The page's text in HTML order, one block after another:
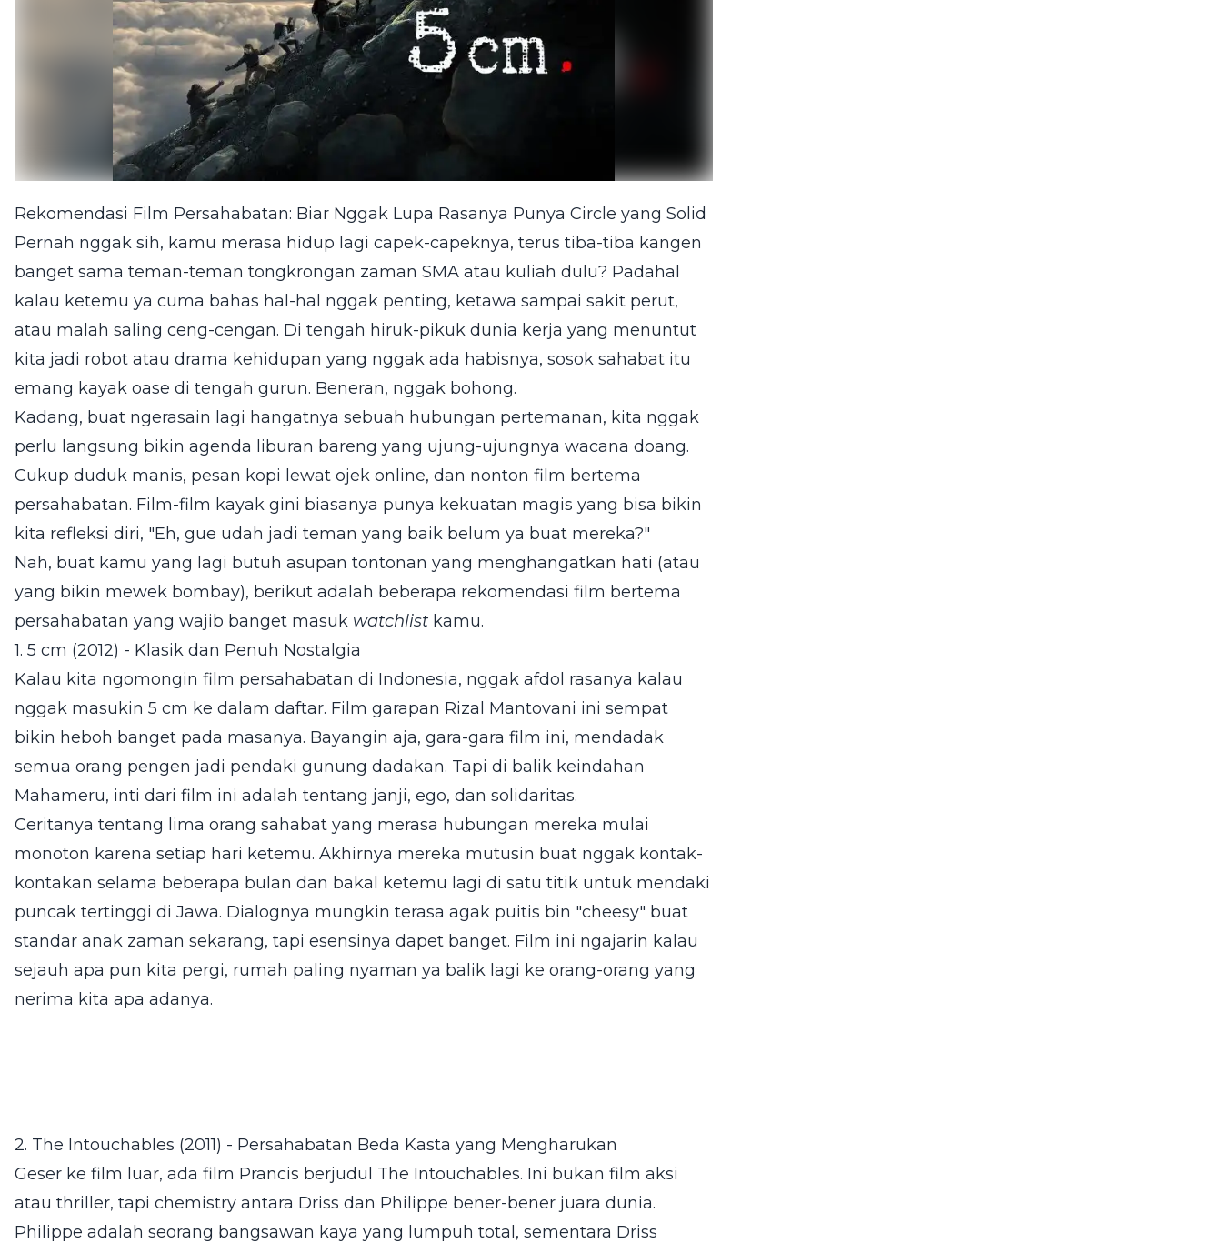
Rekomendasi Film Persahabatan: Biar Nggak Lupa Rasanya Punya Circle yang Solid
Pernah nggak sih, kamu merasa hidup lagi capek-capeknya, terus tiba-tiba kangen
banget sama teman-teman tongkrongan zaman SMA atau kuliah dulu? Padahal
kalau ketemu ya cuma bahas hal-hal nggak penting, ketawa sampai sakit perut,
atau malah saling ceng-cengan. Di tengah hiruk-pikuk dunia kerja yang menuntut
kita jadi robot atau drama kehidupan yang nggak ada habisnya, sosok sahabat itu
emang kayak oase di tengah gurun. Beneran, nggak bohong.
Kadang, buat ngerasain lagi hangatnya sebuah hubungan pertemanan, kita nggak
perlu langsung bikin agenda liburan bareng yang ujung-ujungnya wacana doang.
Cukup duduk manis, pesan kopi lewat ojek online, dan nonton film bertema
persahabatan. Film-film kayak gini biasanya punya kekuatan magis yang bisa bikin
kita refleksi diri, "Eh, gue udah jadi teman yang baik belum ya buat mereka?"
Nah, buat kamu yang lagi butuh asupan tontonan yang menghangatkan hati (atau
yang bikin mewek bombay), berikut adalah beberapa rekomendasi film bertema
persahabatan yang wajib banget masuk watchlist kamu.
1. 5 cm (2012) - Klasik dan Penuh Nostalgia
Kalau kita ngomongin film persahabatan di Indonesia, nggak afdol rasanya kalau
nggak masukin 5 cm ke dalam daftar. Film garapan Rizal Mantovani ini sempat
bikin heboh banget pada masanya. Bayangin aja, gara-gara film ini, mendadak
semua orang pengen jadi pendaki gunung dadakan. Tapi di balik keindahan
Mahameru, inti dari film ini adalah tentang janji, ego, dan solidaritas.
Ceritanya tentang lima orang sahabat yang merasa hubungan mereka mulai
monoton karena setiap hari ketemu. Akhirnya mereka mutusin buat nggak kontak-
kontakan selama beberapa bulan dan bakal ketemu lagi di satu titik untuk mendaki
puncak tertinggi di Jawa. Dialognya mungkin terasa agak puitis bin "cheesy" buat
standar anak zaman sekarang, tapi esensinya dapet banget. Film ini ngajarin kalau
sejauh apa pun kita pergi, rumah paling nyaman ya balik lagi ke orang-orang yang
nerima kita apa adanya.
2. The Intouchables (2011) - Persahabatan Beda Kasta yang Mengharukan
Geser ke film luar, ada film Prancis berjudul The Intouchables. Ini bukan film aksi
atau thriller, tapi chemistry antara Driss dan Philippe bener-bener juara dunia.
Philippe adalah seorang bangsawan kaya yang lumpuh total, sementara Driss